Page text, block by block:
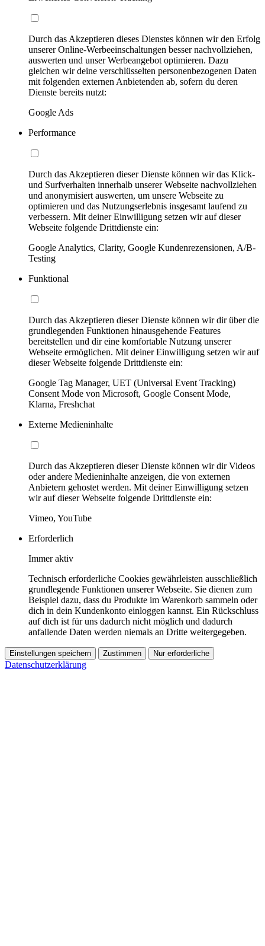
Durch das Akzeptieren dieses Dienstes können wir den Erfolg
unserer Online-Werbeeinschaltungen besser nachvollziehen,
auswerten und unser Werbeangebot optimieren. Dazu
gleichen wir deine verschlüsselten personenbezogenen Daten
mit folgenden externen Anbietenden ab, sofern du deren
Dienste bereits nutzt:
Google Ads
Performance
Durch das Akzeptieren dieser Dienste können wir das Klick-
und Surfverhalten innerhalb unserer Webseite nachvollziehen
und anonymisiert auswerten, um unsere Webseite zu
optimieren und das Nutzungserlebnis insgesamt laufend zu
verbessern. Mit deiner Einwilligung setzen wir auf dieser
Webseite folgende Drittdienste ein:
Google Analytics, Clarity, Google Kundenrezensionen, A/B-
Testing
Funktional
Durch das Akzeptieren dieser Dienste können wir dir über die
grundlegenden Funktionen hinausgehende Features
bereitstellen und dir eine komfortable Nutzung unserer
Webseite ermöglichen. Mit deiner Einwilligung setzen wir auf
dieser Webseite folgende Drittdienste ein:
Google Tag Manager, UET (Universal Event Tracking)
Consent Mode von Microsoft, Google Consent Mode,
Klarna, Freshchat
Externe Medieninhalte
Durch das Akzeptieren dieser Dienste können wir dir Videos
oder andere Medieninhalte anzeigen, die von externen
Anbietern gehostet werden. Mit deiner Einwilligung setzen
wir auf dieser Webseite folgende Drittdienste ein:
Vimeo, YouTube
Erforderlich
Immer aktiv
Technisch erforderliche Cookies gewährleisten ausschließlich
grundlegende Funktionen unserer Webseite. Sie dienen zum
Beispiel dazu, dass du Produkte im Warenkorb sammeln oder
dich in dein Kundenkonto einloggen kannst. Ein Rückschluss
auf dich ist für uns dadurch nicht möglich und dadurch
anfallende Daten werden niemals an Dritte weitergegeben.
Einstellungen speichern Zustimmen Nur erforderliche
Datenschutzerklärung